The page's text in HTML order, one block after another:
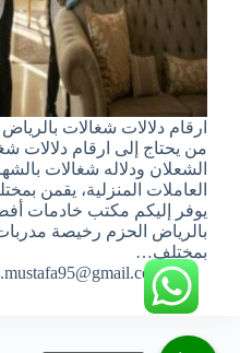
ارقام دلالات شغالات
من يحتاج إلى ارقام دلالات
الشعلان ودلاله شغالات
العاملات المنزلية، يقمن
يوفر إليكم مكتب خادمات
بالرياض الحزم رخيصة
بمختلف…